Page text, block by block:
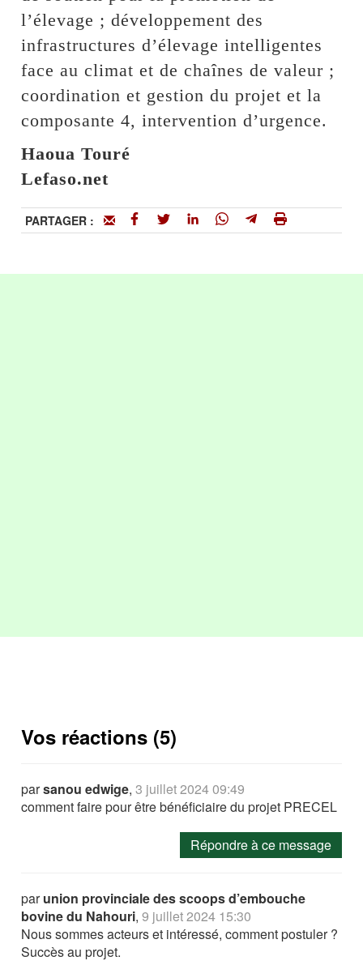
l’élevage ; développement des
infrastructures d’élevage intelligentes
face au climat et de chaînes de valeur ;
coordination et gestion du projet et la
composante 4, intervention d’urgence.
Haoua Touré
Lefaso.net
PARTAGER :
Vos réactions (5)
parsanou edwige,3 juillet 2024 09:49
comment faire pour être bénéficiaire du projet PRECEL
Répondre à ce message
parunion provinciale des scoops d’embouche
bovine du Nahouri,9 juillet 2024 15:30
Nous sommes acteurs et intéressé, comment postuler ?
Succès au projet.